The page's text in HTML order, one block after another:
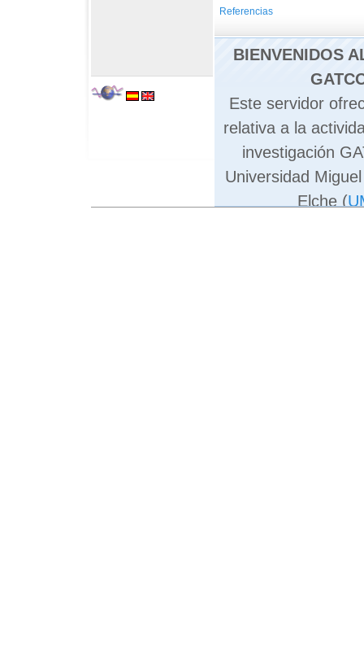
Referencias
BIENVENIDOS
Este servidor
relativa a la
investigación
Universidad
Elche (